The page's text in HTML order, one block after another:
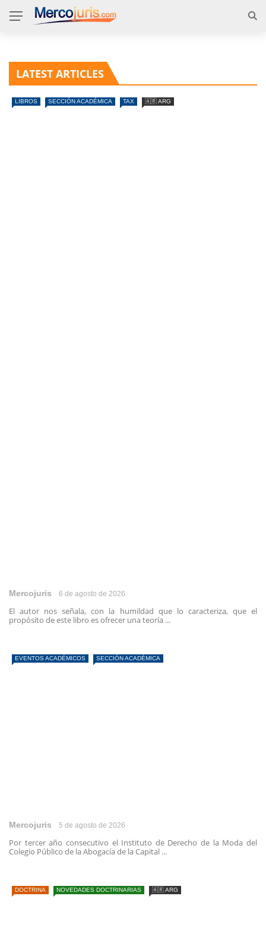
LATEST ARTICLES
LIBROS SECCIÓN ACADÉMICA TAX 🇦🇷 ARG
Mercojuris 6 de agosto de 2026
El autor nos señala, con la humildad que lo caracteriza, que el
propósito de este libro es ofrecer una teoría ...
EVENTOS ACADÉMICOS SECCIÓN ACADÉMICA
Mercojuris 5 de agosto de 2026
Por tercer año consecutivo el Instituto de Derecho de la Moda del
Colegio Público de la Abogacía de la Capital ...
DOCTRINA NOVEDADES DOCTRINARIAS 🇦🇷 ARG